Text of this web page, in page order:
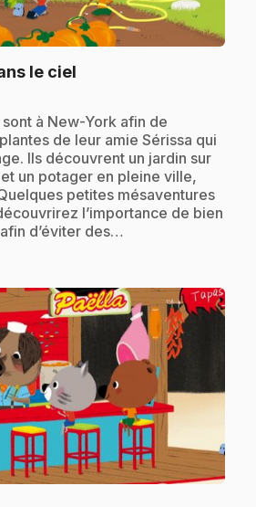
le ciel
à New-York afin de
de leur amie Sérissa qui
Ils découvrent un jardin sur
un potager en pleine ville,
petites mésaventures
l’importance de bien
d’éviter des…